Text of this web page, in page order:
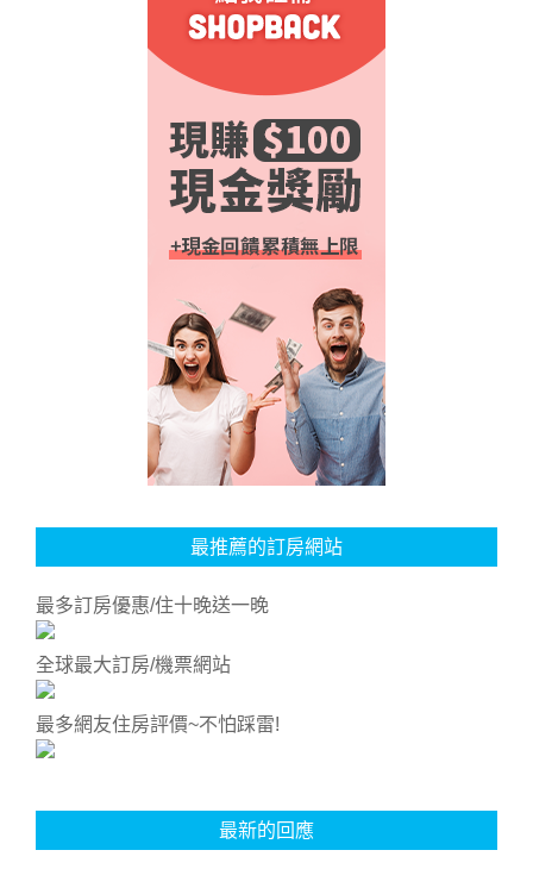
最推薦的訂房網站
最多訂房優惠/住十晚送一晚
全球最大訂房/機票網站
最多網友住房評價~不怕踩雷!
最新的回應